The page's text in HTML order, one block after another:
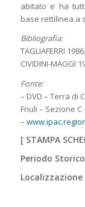
abitato e ha
base rettilinea a
Bibliografia:
TAGLIAFERRI
CIVIDINI-MAGGI
Fonte:
– DVD – Terra di
Friuli – Sezione C
–
[ STAMPA
Periodo